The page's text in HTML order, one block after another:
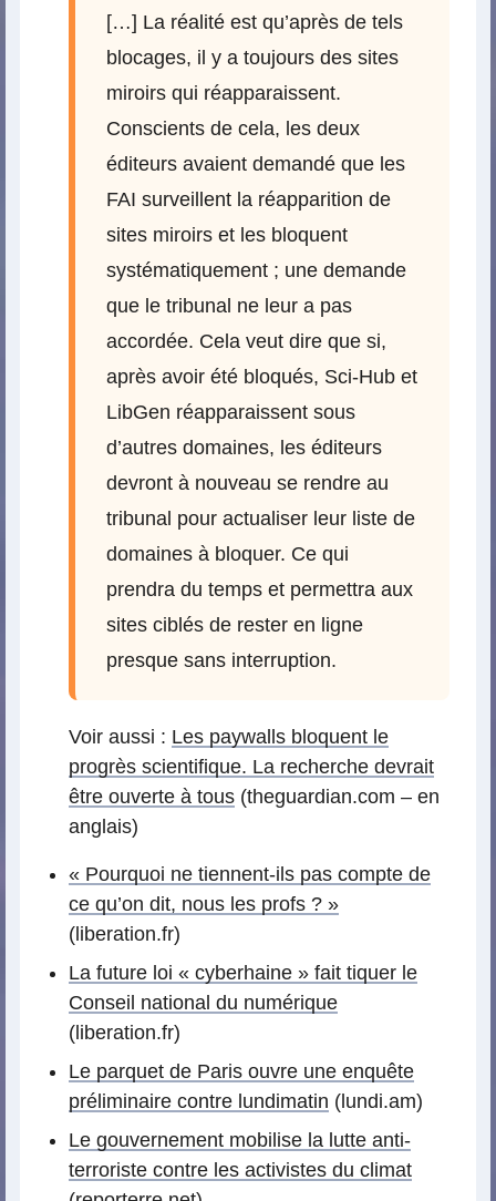
[…] La réalité est qu’après de tels
blocages, il y a toujours des sites
miroirs qui réapparaissent.
Conscients de cela, les deux
éditeurs avaient demandé que les
FAI surveillent la réapparition de
sites miroirs et les bloquent
systématiquement ; une demande
que le tribunal ne leur a pas
accordée. Cela veut dire que si,
après avoir été bloqués, Sci-Hub et
LibGen réapparaissent sous
d’autres domaines, les éditeurs
devront à nouveau se rendre au
tribunal pour actualiser leur liste de
domaines à bloquer. Ce qui
prendra du temps et permettra aux
sites ciblés de rester en ligne
presque sans interruption.
Voir aussi : Les paywalls bloquent le
progrès scientifique. La recherche devrait
être ouverte à tous (theguardian.com – en
anglais)
« Pourquoi ne tiennent-ils pas compte de
ce qu’on dit, nous les profs ? »
(liberation.fr)
La future loi « cyberhaine » fait tiquer le
Conseil national du numérique
(liberation.fr)
Le parquet de Paris ouvre une enquête
préliminaire contre lundimatin (lundi.am)
Le gouvernement mobilise la lutte anti-
terroriste contre les activistes du climat